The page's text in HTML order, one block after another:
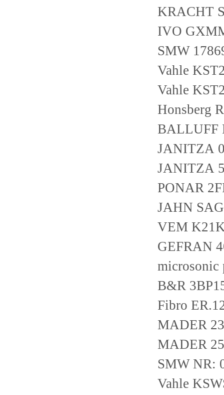
KRACHT
IVO
SMW
Vahle
Vahle
Honsberg
BALLUFF
JANITZA
JANITZA
PONAR
JAHN
VEM
GEFRAN
microsonic
B&R
Fibro
MADER
MADER
SMW NR:
Vahle